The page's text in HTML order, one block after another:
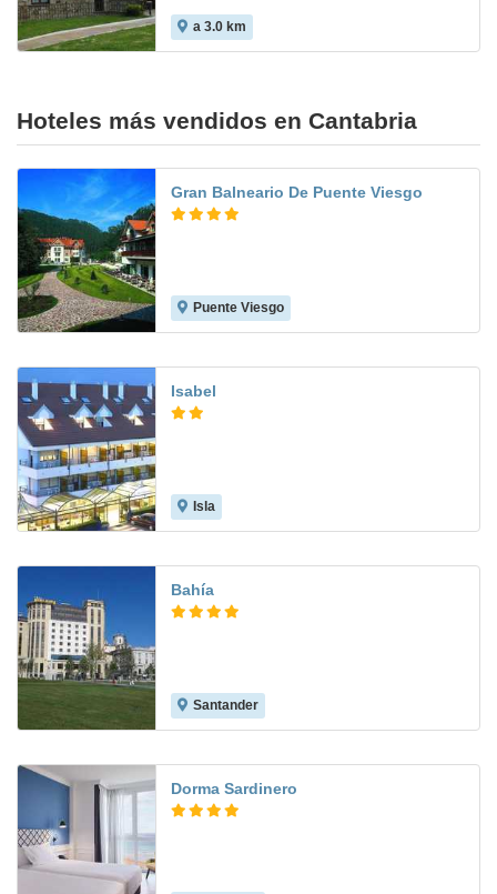
a 3.0 km
Hoteles más vendidos en Cantabria
Gran Balneario De Puente Viesgo
Puente Viesgo
Isabel
Isla
Bahía
Santander
Dorma Sardinero